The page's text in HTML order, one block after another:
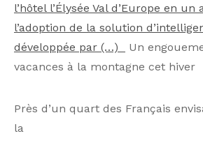
l’hôtel l’Élysée Val d’Europe en un
l’adoption de la solution
développée par (…)
Un
vacances à la montagne cet hiver
Près d’un quart des Français
la